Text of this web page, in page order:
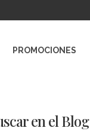
PROMOCIONES
en el Blog